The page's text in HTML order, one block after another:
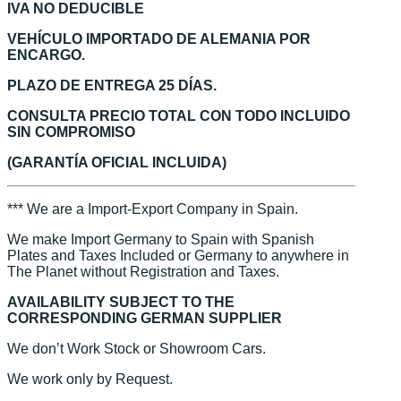
IVA NO DEDUCIBLE
VEHÍCULO IMPORTADO DE ALEMANIA POR
ENCARGO.
PLAZO DE ENTREGA 25 DÍAS.
CONSULTA PRECIO TOTAL CON TODO INCLUIDO
SIN COMPROMISO
(GARANTÍA OFICIAL INCLUIDA)
*** We are a Import-Export Company in Spain.
We make Import Germany to Spain with Spanish
Plates and Taxes Included or Germany to anywhere in
The Planet without Registration and Taxes.
AVAILABILITY SUBJECT TO THE
CORRESPONDING GERMAN SUPPLIER
We don’t Work Stock or Showroom Cars.
We work only by Request.